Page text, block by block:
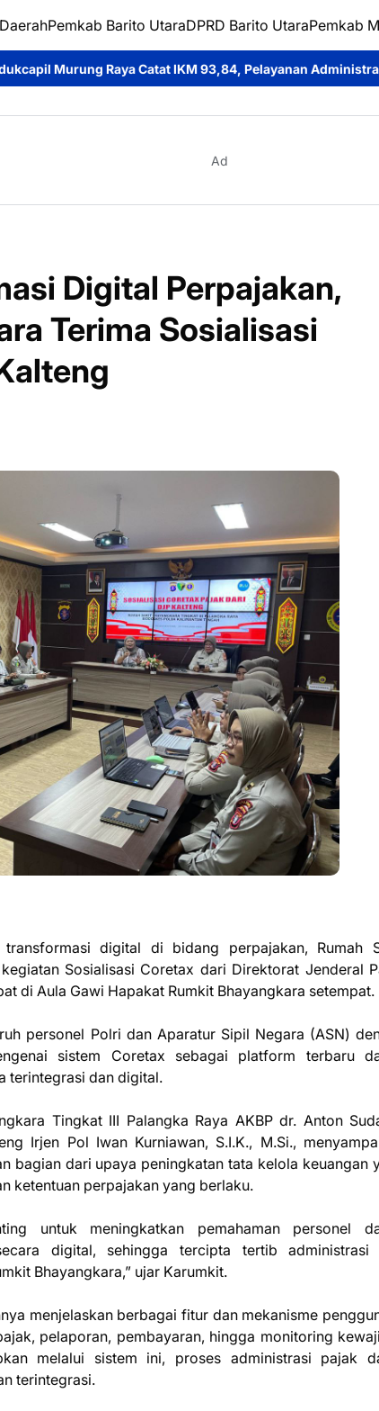
DaerahPemkab Barito UtaraDPRD Barito UtaraPemkab
IKM 93,84, Pelayanan Administrasi Kependudukan Dinilai
Ad
Digital Perpajakan,
Terima Sosialisasi
digital di bidang perpajakan, Rumah
Sosialisasi Coretax dari Direktorat Jenderal
di Aula Gawi Hapakat Rumkit Bhayangkara setempat.
personel Polri dan Aparatur Sipil Negara (ASN)
sistem Coretax sebagai platform terbaru
terintegrasi dan digital.
Tingkat III Palangka Raya AKBP dr. Anton
Irjen Pol Iwan Kurniawan, S.I.K., M.Si.,
bagian dari upaya peningkatan tata kelola keuangan
ketentuan perpajakan yang berlaku.
untuk meningkatkan pemahaman personel
digital, sehingga tercipta tertib administrasi
Bhayangkara,” ujar Karumkit.
menjelaskan berbagai fitur dan mekanisme
pelaporan, pembayaran, hingga monitoring
melalui sistem ini, proses administrasi pajak
terintegrasi.